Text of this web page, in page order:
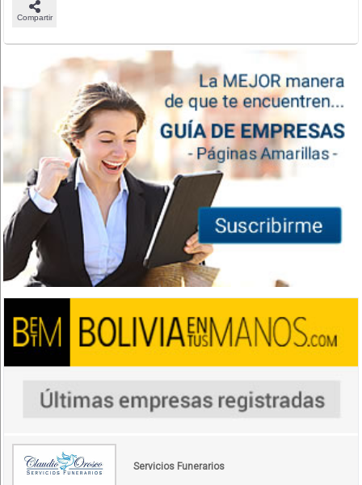
Compartir
Servicios Funerarios